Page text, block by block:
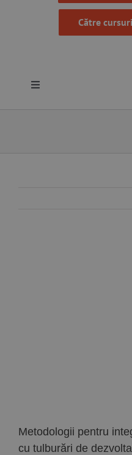
Către
Toggle
Metodologii pentru
cu tulburări de